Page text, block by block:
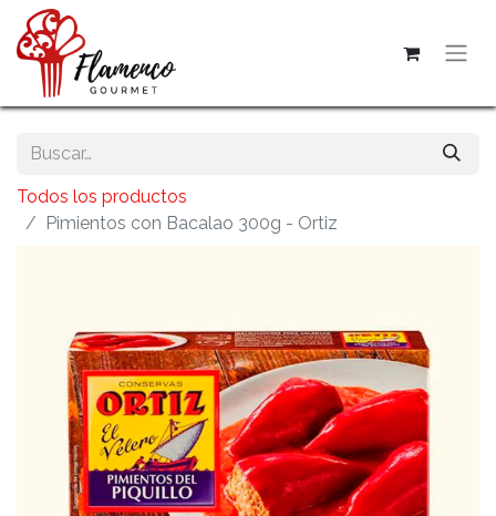
Todos los productos
Pimientos con Bacalao 300g - Ortiz